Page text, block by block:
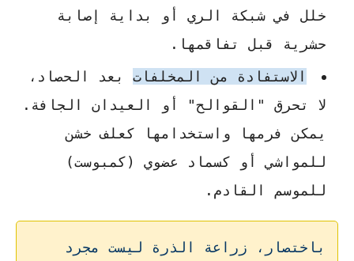
خلل في شبكة الري أو بداية إصابة
حشرية قبل تفاقمها.
الاستفادة من المخلفات بعد الحصاد،
لا تحرق "القوالح" أو العيدان الجافة.
يمكن فرمها واستخدامها كعلف خشن
للمواشي أو كسماد عضوي (كمبوست)
للموسم القادم.
باختصار، زراعة الذرة ليست مجرد